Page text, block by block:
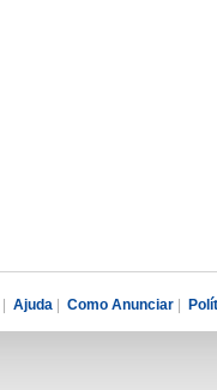
Ajuda Como Anunciar